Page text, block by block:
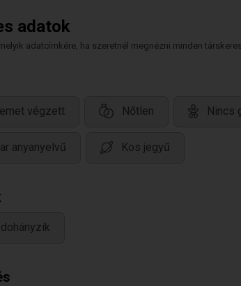
adatok
adatcímkére, ha szeretnél megnézni minden
végzett Nőtlen Nincs
anyanyelvű Kos jegyű